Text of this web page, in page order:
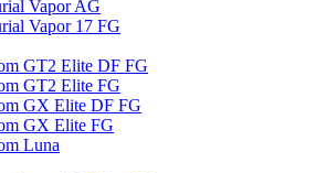
Vapor AG
Vapor 17 FG
GT2 Elite DF FG
GT2 Elite FG
GX Elite DF FG
GX Elite FG
Luna